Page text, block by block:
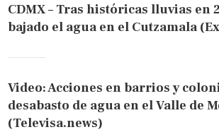
CDMX – Tras históricas lluvias en
bajado el agua en el Cutzamala
Video: Acciones en barrios y
desabasto de agua en el Valle de
(Televisa.news)